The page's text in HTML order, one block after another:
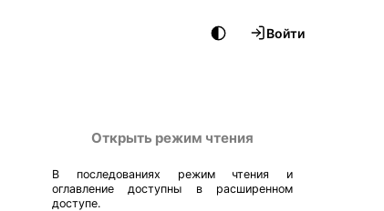
Войти
Открыть режим чтения
В последованиях режим чтения и
оглавление доступны в расширенном
доступе.